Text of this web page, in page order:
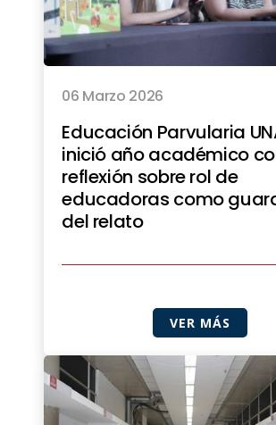
06 Marzo 2026
Educación Parvularia
inició año académico
reflexión sobre rol de
educadoras como
del relato
VER MÁS